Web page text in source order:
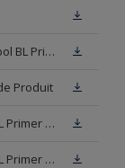
Réaction au feu - classe A2-s1,d0 - Rubbol BL Primer
Produit
Fiche de données de sécurité Rubbol BL Primer W05 (SDS)
Fiche de données de sécurité Rubbol BL Primer N00 (SDS)